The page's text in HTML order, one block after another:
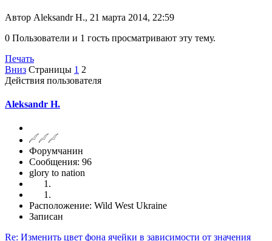
Автор Aleksandr H., 21 марта 2014, 22:59
0 Пользователи и 1 гость просматривают эту тему.
Печать
Вниз Страницы 1 2
Действия пользователя
Aleksandr H.
Форумчанин
Сообщения: 96
glory to nation
Расположение: Wild West Ukraine
Записан
Re: Изменить цвет фона ячейки в зависимости от значения